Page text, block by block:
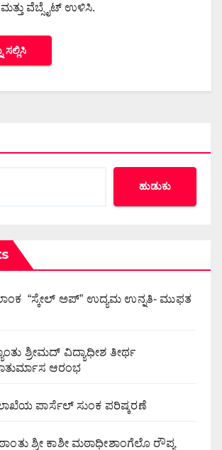
ವೆಬ್ಸೈಟ್ ಉಳಿಸಿ.
ಹುಡುಕು
“ಸ್ಕೇಲ್ ಅಪ್” ಉದ್ಯಮ ಉನ್ನತಿ- ಮುಫತ
ಶ್ರೀಮದ್ ವಿದ್ಯಾಧೀಶ ತೀರ್ಥ
ಆರಂಭ
ಪಾರ್ಸೆಲ್ ಸುಂಕ ಪರಿಷ್ಕರಣೆ
ಶ್ರೀ ಕಾಶೀ ಮಠಾಧೀಶಾಂಗೆಲೊ ರೌಪ್ಯ